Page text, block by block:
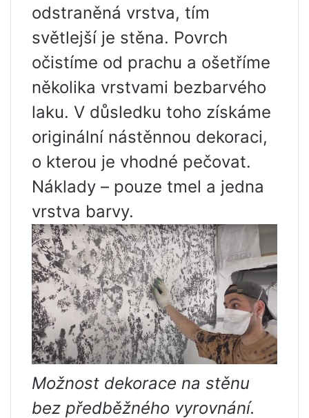
odstraněná vrstva, tím
světlejší je stěna. Povrch
očistíme od prachu a ošetříme
několika vrstvami bezbarvého
laku. V důsledku toho získáme
originální nástěnnou dekoraci,
o kterou je vhodné pečovat.
Náklady – pouze tmel a jedna
vrstva barvy.
Možnost dekorace na stěnu
bez předběžného vyrovnání.